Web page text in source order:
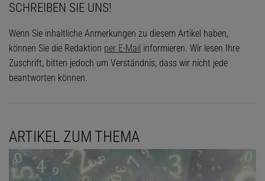
SCHREIBEN SIE UNS!
Wenn Sie inhaltliche Anmerkungen zu diesem Artikel haben,
können Sie die Redaktion per E-Mail informieren. Wir lesen Ihre
Zuschrift, bitten jedoch um Verständnis, dass wir nicht jede
beantworten können.
ARTIKEL ZUM THEMA